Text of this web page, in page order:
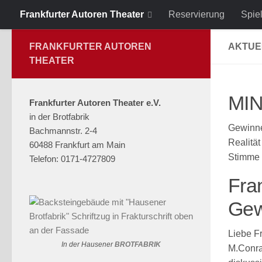
Zum Inhalt springen
Frankfurter Autoren Theater Reservierung
Liebe
FRANKFURTER AUTOREN
THEATER
Frankfurter Autoren Theater e.V.
in der Brotfabrik
Bachmannstr. 2-4
60488 Frankfurt am Main
Telefon: 0171-4727809
In der HausenerBROTFABRIK